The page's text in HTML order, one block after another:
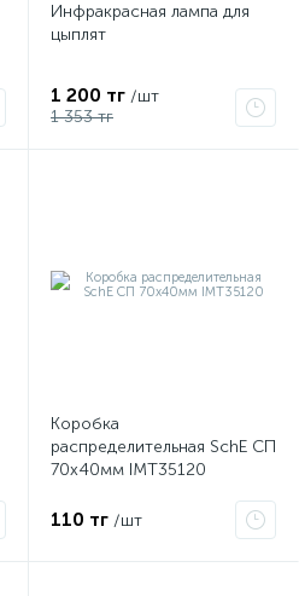
Инфракрасная лампа для
цыплят
1 200 тг /шт
1 353 тг
Коробка
распределительная SchE СП
70х40мм IMT35120
110 тг /шт